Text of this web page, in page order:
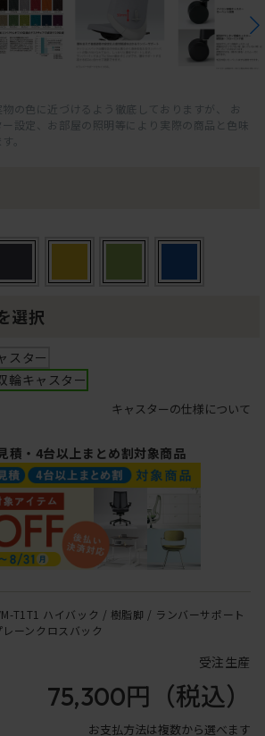
の色に近づけるよう徹底しておりますが、 お
設定、お部屋の照明等により実際の商品と色味
。
選択
スター
輪キャスター
キャスターの仕様について
積・4台以上まとめ割対象商品
T1T1 ハイバック / 樹脂脚 / ランバーサポート
ーンクロスバック
受注生産
75,300円 （税込）
お支払方法は複数から選べます